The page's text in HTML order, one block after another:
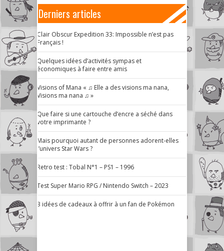
Derniers articles
Clair Obscur Expedition 33: Impossible n’est pas
Français !
Quelques idées d’activités sympas et
économiques à faire entre amis
Visions of Mana « ♫ Elle a des visions ma nana,
Visions ma nana ♫ »
Que faire si une cartouche d’encre a séché dans
votre imprimante ?
Mais pourquoi autant de personnes adorent-elles
l’univers Star Wars ?
Retro test : Tobal N°1 – PS1 – 1996
Test Super Mario RPG / Nintendo Switch – 2023
3 idées de cadeaux à offrir à un fan de Pokémon